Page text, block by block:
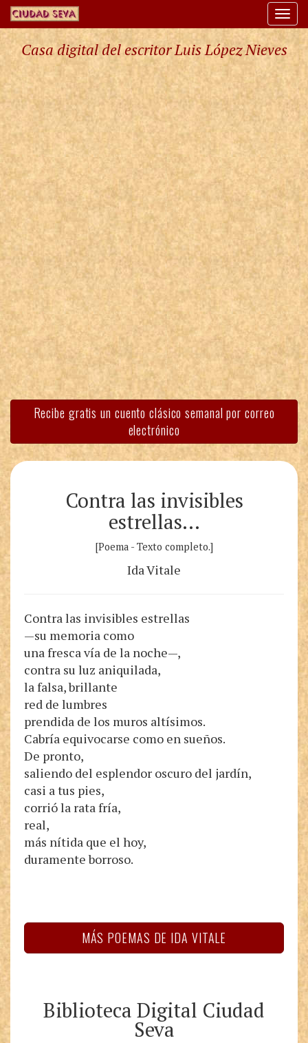
Casa digital del escritor Luis López Nieves
Recibe gratis un cuento clásico semanal por correo
electrónico
Contra las invisibles
estrellas…
[Poema - Texto completo.]
Ida Vitale
Contra las invisibles estrellas
—su memoria como
una fresca vía de la noche—,
contra su luz aniquilada,
la falsa, brillante
red de lumbres
prendida de los muros altísimos.
Cabría equivocarse como en sueños.
De pronto,
saliendo del esplendor oscuro del jardín,
casi a tus pies,
corrió la rata fría,
real,
más nítida que el hoy,
duramente borroso.
MÁS POEMAS DE IDA VITALE
Biblioteca Digital Ciudad
Seva